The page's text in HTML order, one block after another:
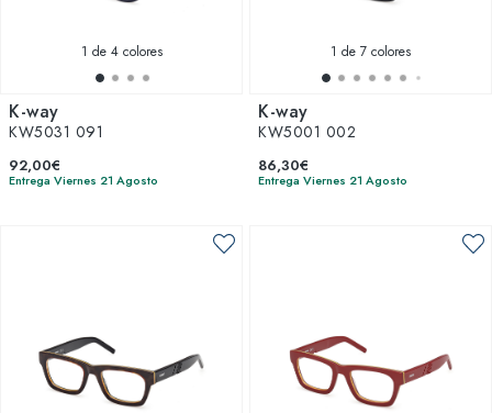
1 de 4 colores
K-way
KW5031 091
92,00€
Entrega Viernes 21 Agosto
1 de 7 colores
K-way
KW5001 002
86,30€
Entrega Viernes 21 Agosto